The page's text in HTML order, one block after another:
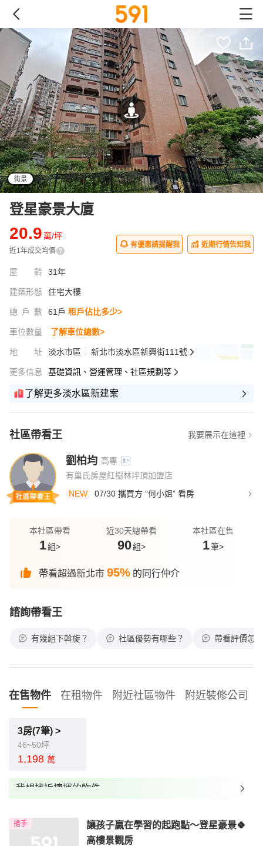
街景
登星豪景大廈
20.9萬/坪
近1年成交均價
有優惠請提醒我 近期行情告知我
屋齡 31年
建築形態 住宅大樓
總戶數 61戶 租戶佔比多少>
車位數量 了解車位總數>
地址 淡水市區 新北市淡水區新興街111號
更多信息 基礎資訊、營運管理、社區規劃等
了解更多淡水區新建案
社區帶看王 我要展示在這裡
劉柏均 高專
有巢氏房屋紅樹林坪頂加盟店
NEW
07/30 攜買方 “何小姐” 看房
本社區帶看
1組>
近30天總帶看
90組>
本社區在售
1筆>
帶看超過新北市 95% 的同行仲介
諮詢帶看王
有幾組下斡旋？ 社區優勢有哪些？ 帶看評價怎
在售物件 在租物件 附近社區物件 附近裝修公司
3房(7筆) >
46~50坪
1,198 萬
我想找近捷運的物件
我想找配備瓦斯爐的物件
搶手
讓孩子贏在學習的起跑點～登星豪景🍀
高樓景觀房